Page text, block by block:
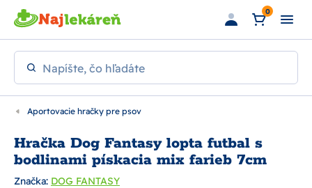
Preskočiť na hlavný obsah 0
Napíšte, čo hľadáte
Aportovacie hračky pre psov
Hračka Dog Fantasy lopta futbal s
bodlinami pískacia mix farieb 7cm
Značka: DOG FANTASY